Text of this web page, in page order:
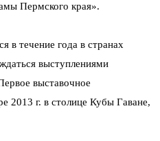
Пермского края».
в течение года в странах
выступлениями
выставочное
2013 г. в столице Кубы Гаване,